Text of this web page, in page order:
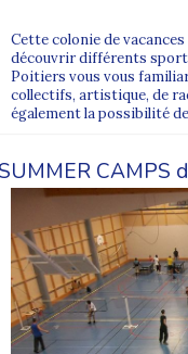
Cette colonie de
découvrir différents
Poitiers vous vous
collectifs, artistique, de
également la possibilité
CAMPS